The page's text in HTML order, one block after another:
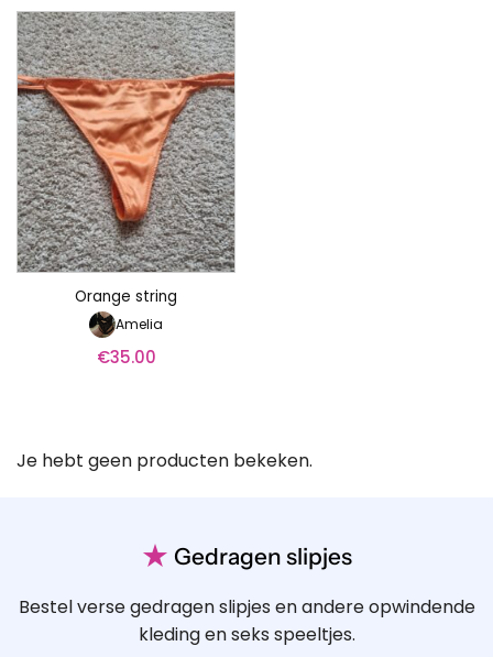
Orange string
Amelia
€35.00
Je hebt geen producten bekeken.
★ Gedragen slipjes
Bestel verse gedragen slipjes en andere opwindende
kleding en seks speeltjes.